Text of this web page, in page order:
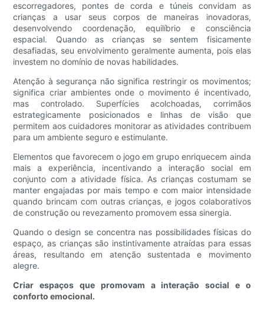
escorregadores, pontes de corda e túneis convidam as
crianças a usar seus corpos de maneiras inovadoras,
desenvolvendo coordenação, equilíbrio e consciência
espacial. Quando as crianças se sentem fisicamente
desafiadas, seu envolvimento geralmente aumenta, pois elas
investem no domínio de novas habilidades.
Atenção à segurança não significa restringir os movimentos;
significa criar ambientes onde o movimento é incentivado,
mas controlado. Superfícies acolchoadas, corrimãos
estrategicamente posicionados e linhas de visão que
permitem aos cuidadores monitorar as atividades contribuem
para um ambiente seguro e estimulante.
Elementos que favorecem o jogo em grupo enriquecem ainda
mais a experiência, incentivando a interação social em
conjunto com a atividade física. As crianças costumam se
manter engajadas por mais tempo e com maior intensidade
quando brincam com outras crianças, e jogos colaborativos
de construção ou revezamento promovem essa sinergia.
Quando o design se concentra nas possibilidades físicas do
espaço, as crianças são instintivamente atraídas para essas
áreas, resultando em atenção sustentada e movimento
alegre.
Criar espaços que promovam a interação social e o
conforto emocional.